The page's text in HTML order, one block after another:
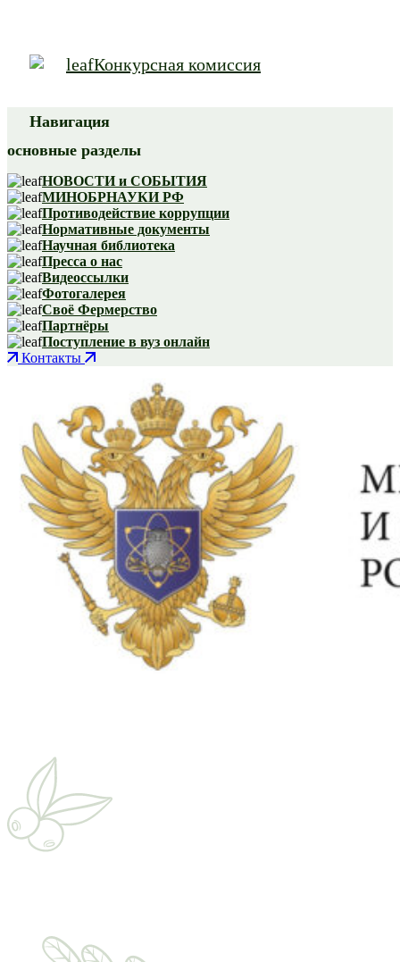
Конкурсная комиссия
Навигация
основные разделы
НОВОСТИ и СОБЫТИЯ
МИНОБРНАУКИ РФ
Противодействие коррупции
Нормативные документы
Научная библиотека
Пресса о нас
Видеоссылки
Фотогалерея
Своё Фермерство
Партнёры
Поступление в вуз онлайн
Контакты